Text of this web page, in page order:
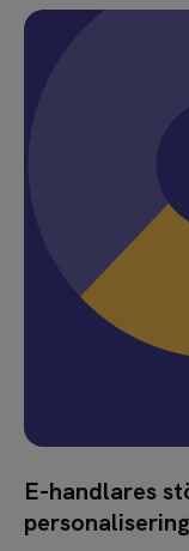
E-handlares
personalisering